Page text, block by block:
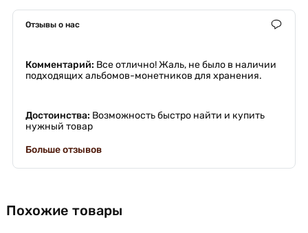
Отзывы о нас
Комментарий: Все отлично! Жаль, не было в наличии
подходящих альбомов-монетников для хранения.
Достоинства: Возможность быстро найти и купить
нужный товар
Больше отзывов
Похожие товары